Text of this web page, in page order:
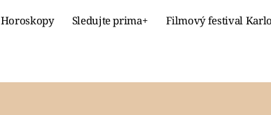
Horoskopy Sledujte prima+ Filmový festival